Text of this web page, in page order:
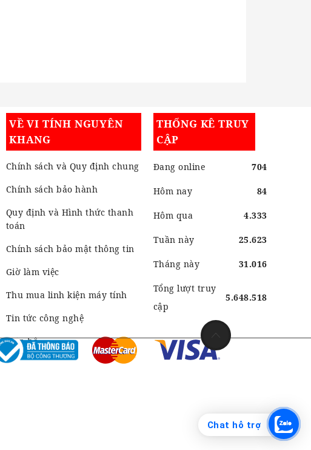
Chat hỗ trợ
VỀ VI TÍNH NGUYÊN
KHANG
Chính sách và Quy định chung
Chính sách bảo hành
Quy định và Hình thức thanh
toán
Chính sách bảo mật thông tin
Giờ làm việc
Thu mua linh kiện máy tính
Tin tức công nghệ
Liên hệ
THỐNG KÊ TRUY
CẬP
Đang online 704
Hôm nay 84
Hôm qua 4.333
Tuần này 25.623
Tháng này 31.016
Tổng lượt truy
cập
5.648.518